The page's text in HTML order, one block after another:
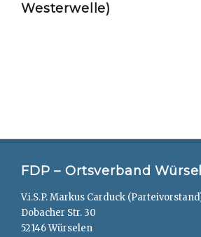
Westerwelle)
FDP – Ortsverband
V.i.S.P. Markus Carduck
Dobacher Str. 30
52146 Würselen